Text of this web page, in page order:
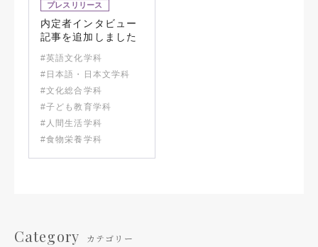
プレスリリース
内定者インタビュー
記事を追加しました
#英語文化学科
#日本語・日本文学科
#文化総合学科
#子ども教育学科
#人間生活学科
#食物栄養学科
Category カテゴリー